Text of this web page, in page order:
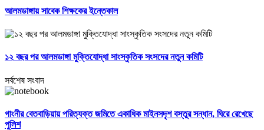
আলমডাঙ্গায় সাবেক শিক্ষকের ইন্তেকাল
১২ বছর পর আলমডাঙ্গা মুক্তিযোদ্ধা সাংস্কৃতিক সংসদের নতুন কমিটি
সর্বশেষ সংবাদ
গাংনীর বেতবাড়িয়ায় পরিত্যক্ত জমিতে একাধিক মাইনসদৃশ বস্তুর সন্ধান, ঘিরে রেখেছে
পুলিশ